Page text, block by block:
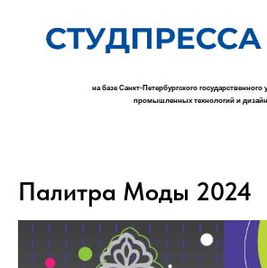
на базе Санкт-Петербургского государственного
промышленных технологий и
Палитра Моды 2024